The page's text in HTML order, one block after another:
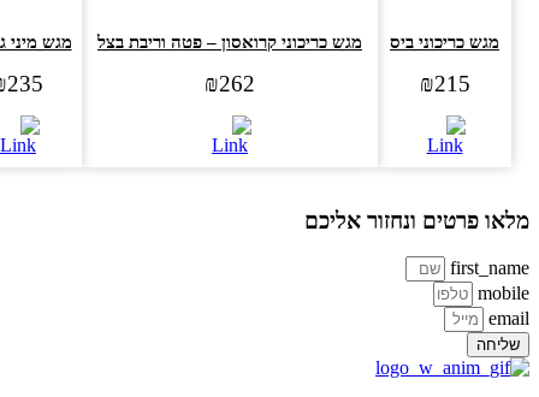
מגש כריכוני ביס
₪ 215
מגש כריכוני קרואסון – פטה וריבת בצל
₪262
מגש מיני
₪235
פרטים ונחזור אליכם
שליחה